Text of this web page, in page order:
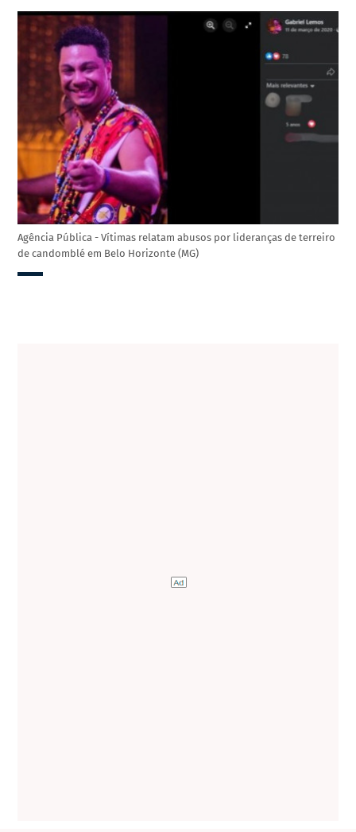
Agência Pública - Vítimas relatam abusos por lideranças de terreiro
de candomblé em Belo Horizonte (MG)